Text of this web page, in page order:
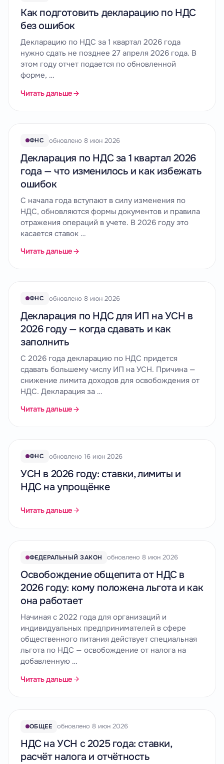
Как подготовить декларацию по НДС
без ошибок
Декларацию по НДС за 1 квартал 2026 года
нужно сдать не позднее 27 апреля 2026 года. В
этом году отчет подается по обновленной
форме, …
Читать дальше
ФНС обновлено 8 июн 2026
Декларация по НДС за 1 квартал 2026
года — что изменилось и как избежать
ошибок
С начала года вступают в силу изменения по
НДС, обновляются формы документов и правила
отражения операций в учете. В 2026 году это
касается ставок …
Читать дальше
ФНС обновлено 8 июн 2026
Декларация по НДС для ИП на УСН в
2026 году — когда сдавать и как
заполнить
С 2026 года декларацию по НДС придется
сдавать большему числу ИП на УСН. Причина —
снижение лимита доходов для освобождения от
НДС. Декларация за …
Читать дальше
ФНС обновлено 16 июн 2026
УСН в 2026 году: ставки, лимиты и
НДС на упрощёнке
Читать дальше
ФЕДЕРАЛЬНЫЙ ЗАКОН обновлено 8 июн 2026
Освобождение общепита от НДС в
2026 году: кому положена льгота и как
она работает
Начиная с 2022 года для организаций и
индивидуальных предпринимателей в сфере
общественного питания действует специальная
льгота по НДС — освобождение от налога на
добавленную …
Читать дальше
ОБЩЕЕ обновлено 8 июн 2026
НДС на УСН с 2025 года: ставки,
расчёт налога и отчётность